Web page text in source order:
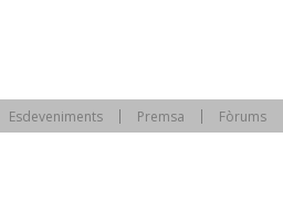
Esdeveniments Premsa Fòrums